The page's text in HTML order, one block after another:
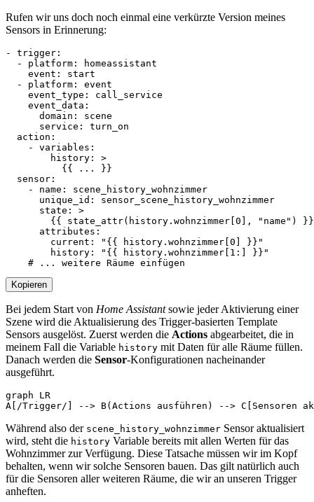
Rufen wir uns doch noch einmal eine verkürzte Version meines
Sensors in Erinnerung:
- trigger :
- platform :
homeassistant
event :
start
- platform :
event
event_type :
call_service
event_data :
domain :
scene
service :
turn_on
action :
- variables :
history :
>
          {{ ... }}
sensor :
- name :
scene_history_wohnzimmer
unique_id :
sensor_scene_history_wohnzimmer
state :
>
        {{ state_attr(history.wohnzimmer[0], "name") }}
attributes :
current :
"{{ history.wohnzimmer[0] }}"
history :
"{{ history.wohnzimmer[1:] }}"
# ... weitere Räume einfügen
Kopieren
Bei jedem Start von Home Assistantsowie jeder Aktivierung einer
Szene wird die Aktualisierung des Trigger-basierten Template
Sensors ausgelöst. Zuerst werden die Actions abgearbeitet, die in
meinem Fall die Variable history mit Daten für alle Räume füllen.
Danach werden die Sensor-Konfigurationen nacheinander
ausgeführt.
graph LR
Während also der scene_history_wohnzimmer Sensor aktualisiert
wird, steht die history Variable bereits mit allen Werten für das
Wohnzimmer zur Verfügung. Diese Tatsache müssen wir im Kopf
behalten, wenn wir solche Sensoren bauen. Das gilt natürlich auch
für die Sensoren aller weiteren Räume, die wir an unseren Trigger
anheften.